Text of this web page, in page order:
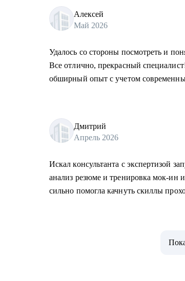
Алексей
Май 2026
Удалось со стороны посмотреть и
Все отлично, прекрасный
обширный опыт с учетом
Дмитрий
Апрель 2026
Искал консультанта с экспертизой
анализ резюме и тренировка мок-ин
сильно помогла качнуть скиллы